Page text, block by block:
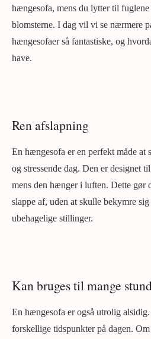
hængesofa, mens du lytter til
blomsterne. I dag vil vi se nærmere
hængesofaer så fantastiske, og
have.
Ren afslapning
En hængesofa er en perfekt måde at
og stressende dag. Den er designet
mens den hænger i luften. Dette gør
slappe af, uden at skulle bekymre
ubehagelige stillinger.
Kan bruges til mange
En hængesofa er også utrolig
forskellige tidspunkter på dagen.